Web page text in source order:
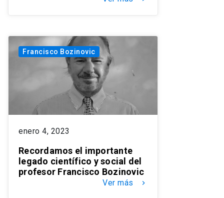
Francisco Bozinovic
enero 4, 2023
Recordamos el importante
legado científico y social del
profesor Francisco Bozinovic
Ver más keyboard_arrow_right